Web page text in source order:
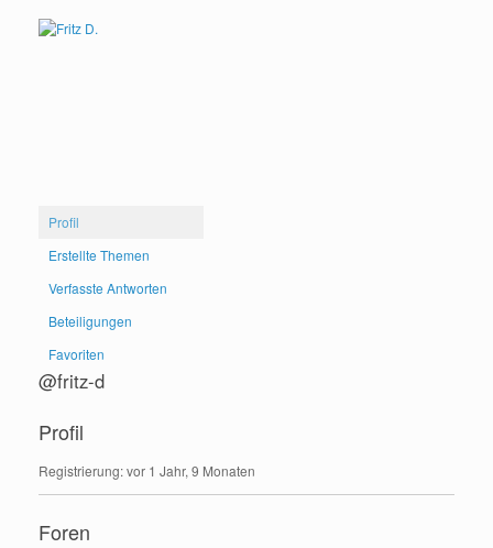
Profil
Erstellte Themen
Verfasste Antworten
Beteiligungen
Favoriten
@fritz-d
Profil
Registrierung: vor 1 Jahr, 9 Monaten
Foren